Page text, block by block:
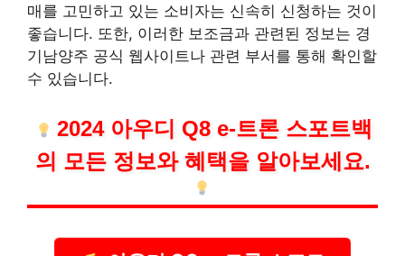
매를 고민하고 있는 소비자는 신속히 신청하는 것이
좋습니다. 또한, 이러한 보조금과 관련된 정보는 경
기남양주 공식 웹사이트나 관련 부서를 통해 확인할
수 있습니다.
2024 아우디 Q8 e-트론 스포트백
의 모든 정보와 혜택을 알아보세요.